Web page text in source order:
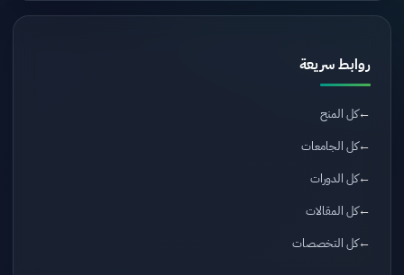
روابط سريعة
كل المنح
كل الجامعات
كل الدورات
كل المقالات
كل التخصصات